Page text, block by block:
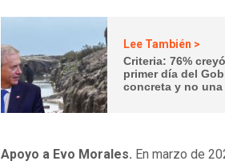
Lee También >
Criteria: 76%
primer día del
concreta y no una
Apoyo a Evo Morales. En marzo de